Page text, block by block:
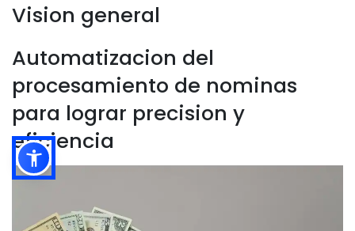
Vision general
Automatizacion del
procesamiento de nominas
para lograr precision y
eficiencia